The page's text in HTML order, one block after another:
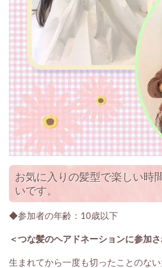
お気に入りの髪型で楽しい時
いです。
◆参加者の年齢：10歳以下
＜つな髪のヘアドネーションに参加
生まれてから一度も切ったことのない